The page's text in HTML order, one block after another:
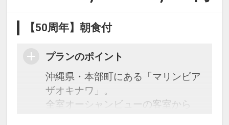
【50周年】朝食付
プランのポイント
沖縄県・本部町にある「マリンピア
ザオキナワ」。
全室オーシャンビューの客室から